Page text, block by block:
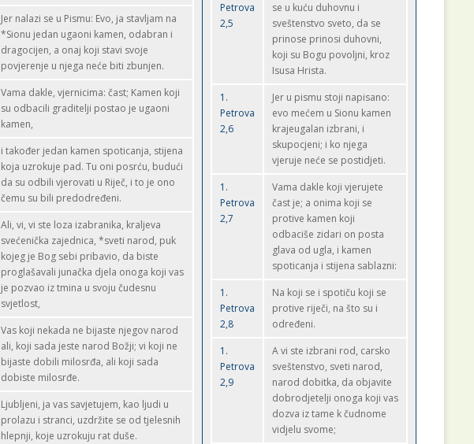
Jer nalazi se u Pismu: Evo, ja stavljam na
*Sionu jedan ugaoni kamen, odabran i
dragocijen, a onaj koji stavi svoje
povjerenje u njega neće biti zbunjen.
Vama dakle, vjernicima: čast; Kamen koji
su odbacili graditelji postao je ugaoni
kamen,
i također jedan kamen spoticanja, stijena
koja uzrokuje pad. Tu oni posrću, budući
da su odbili vjerovati u Riječ, i to je ono
čemu su bili predodređeni.
Ali, vi, vi ste loza izabranika, kraljeva
svećenička zajednica, *sveti narod, puk
kojeg je Bog sebi pribavio, da biste
proglašavali junačka djela onoga koji vas
je pozvao iz tmina u svoju čudesnu
svjetlost,
Vas koji nekada ne bijaste njegov narod
ali, koji sada jeste narod Božji; vi koji ne
bijaste dobili milosrđa, ali koji sada
dobiste milosrđe.
Ljubljeni, ja vas savjetujem, kao ljudi u
prolazu i stranci, uzdržite se od tjelesnih
hlepnji, koje uzrokuju rat duše.
Petrova
2,5
se u kuću duhovnu i
sveštenstvo sveto, da se
prinose prinosi duhovni,
koji su Bogu povoljni, kroz
Isusa Hrista.
1.
Petrova
2,6
Jer u pismu stoji napisano:
evo mećem u Sionu kamen
krajeugalan izbrani, i
skupocjeni; i ko njega
vjeruje neće se postidjeti.
1.
Petrova
2,7
Vama dakle koji vjerujete
čast je; a onima koji se
protive kamen koji
odbaciše zidari on posta
glava od ugla, i kamen
spoticanja i stijena sablazni:
1.
Petrova
2,8
Na koji se i spotiču koji se
protive riječi, na što su i
određeni.
1.
Petrova
2,9
A vi ste izbrani rod, carsko
sveštenstvo, sveti narod,
narod dobitka, da objavite
dobrodjetelji onoga koji vas
dozva iz tame k čudnome
vidjelu svome;